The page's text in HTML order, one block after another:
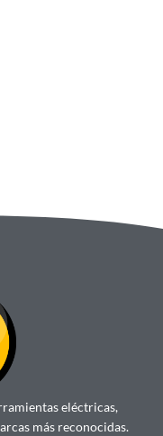
eléctricas,
más reconocidas.